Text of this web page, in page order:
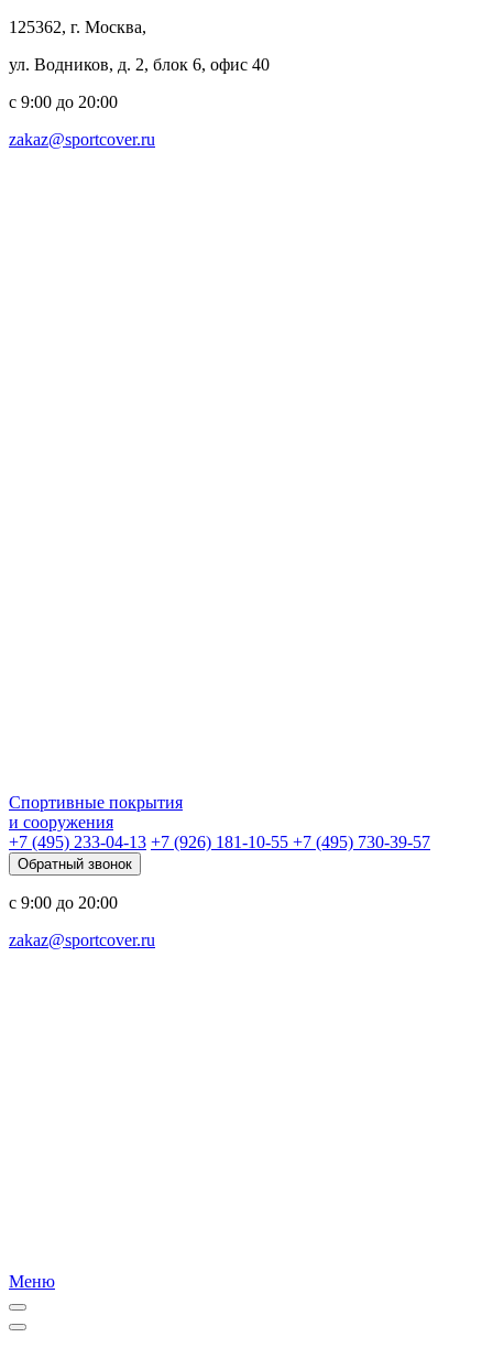
125362, г. Москва,
ул. Водников, д. 2, блок 6, офис 40
с 9:00 до 20:00
zakaz@sportcover.ru
Спортивные покрытия
и сооружения
+7 (495) 233-04-13 +7 (926) 181-10-55 +7 (495) 730-39-57
Обратный звонок
с 9:00 до 20:00
zakaz@sportcover.ru
Меню